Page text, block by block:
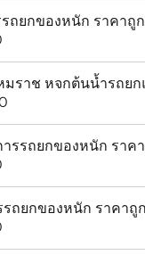
ถยกของหนัก ราคาถู
มราช หจกต้นน้ำรถย
รรถยกของหนัก ราค
ถยกของหนัก ราคาถู